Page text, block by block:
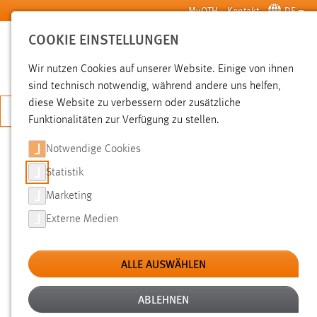
Zum Hauptinhalt springen MyOTH Kontakt DE
SUCHE
JETZT BEWERBEN
SUCHE
FILTER
Typ
Erstellungsdatum
COOKIE EINSTELLUNGEN
Wir nutzen Cookies auf unserer Website. Einige von ihnen
sind technisch notwendig, während andere uns helfen,
diese Website zu verbessern oder zusätzliche
Funktionalitäten zur Verfügung zu stellen.
Notwendige Cookies
Statistik
Marketing
Externe Medien
ALLE AUSWÄHLEN
ABLEHNEN